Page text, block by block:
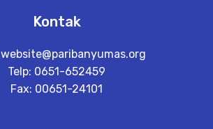
Kontak
website@paribanyumas.org
Telp: 0651-652459
Fax: 00651-24101